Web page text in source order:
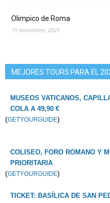
Olimpico de Roma
15 noviembre, 2025
MEJORES TOURS PARA EL
MUSEOS VATICANOS,
COLA A 49,90 €
(GETYOURGUIDE)
COLISEO, FORO ROMANO Y
PRIORITARIA
(GETYOURGUIDE)
TICKET: BASÍLICA DE SAN